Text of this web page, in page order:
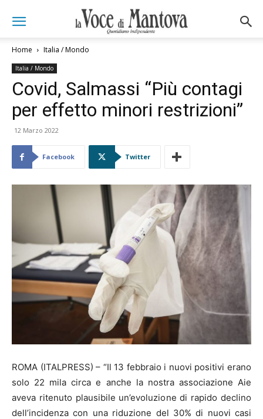
Home Italia / Mondo
Italia / Mondo
Covid, Salmassi “Più contagi
per effetto minori restrizioni”
12 Marzo 2022
Facebook Twitter
ROMA (ITALPRESS) – “Il 13 febbraio i nuovi positivi erano
solo 22 mila circa e anche la nostra associazione Aie
aveva ritenuto plausibile un’evoluzione di rapido declino
dell’incidenza con una riduzione del 30% di nuovi casi